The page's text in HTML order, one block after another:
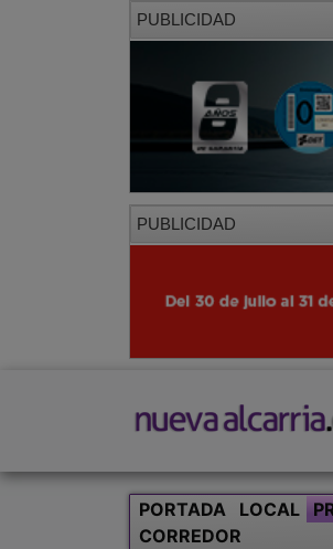
PUBLICIDAD
PUBLICIDAD
PORTADA LOCAL
CORREDOR